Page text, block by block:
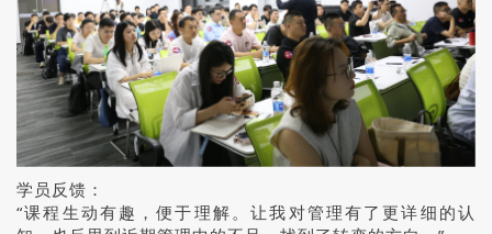
学员反馈：
“课程生动有趣，便于理解。让我对管理有了更详细的认